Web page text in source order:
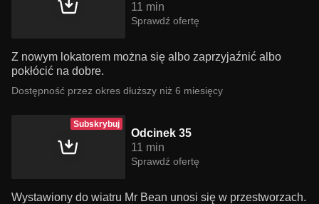
11 min
Sprawdź ofertę
Z nowym lokatorem można się albo zaprzyjaźnić albo
pokłócić na dobre.
Dostępność przez okres dłuższy niż 6 miesięcy
Subskrybuj
Odcinek 35
11 min
Sprawdź ofertę
Wystawiony do wiatru Mr Bean unosi się w przestworzach.